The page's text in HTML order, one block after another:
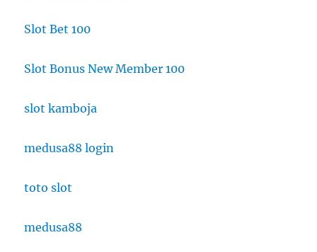
Slot Bet 100
Slot Bonus New Member 100
slot kamboja
medusa88 login
toto slot
medusa88